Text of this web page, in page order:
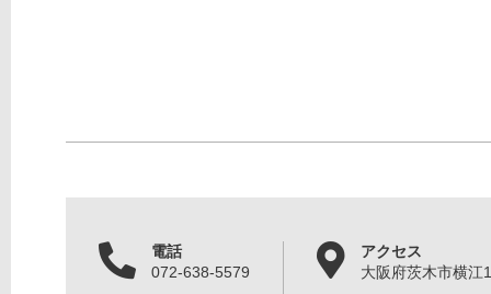
電話
072-638-5579
アクセス
大阪府茨木市横江